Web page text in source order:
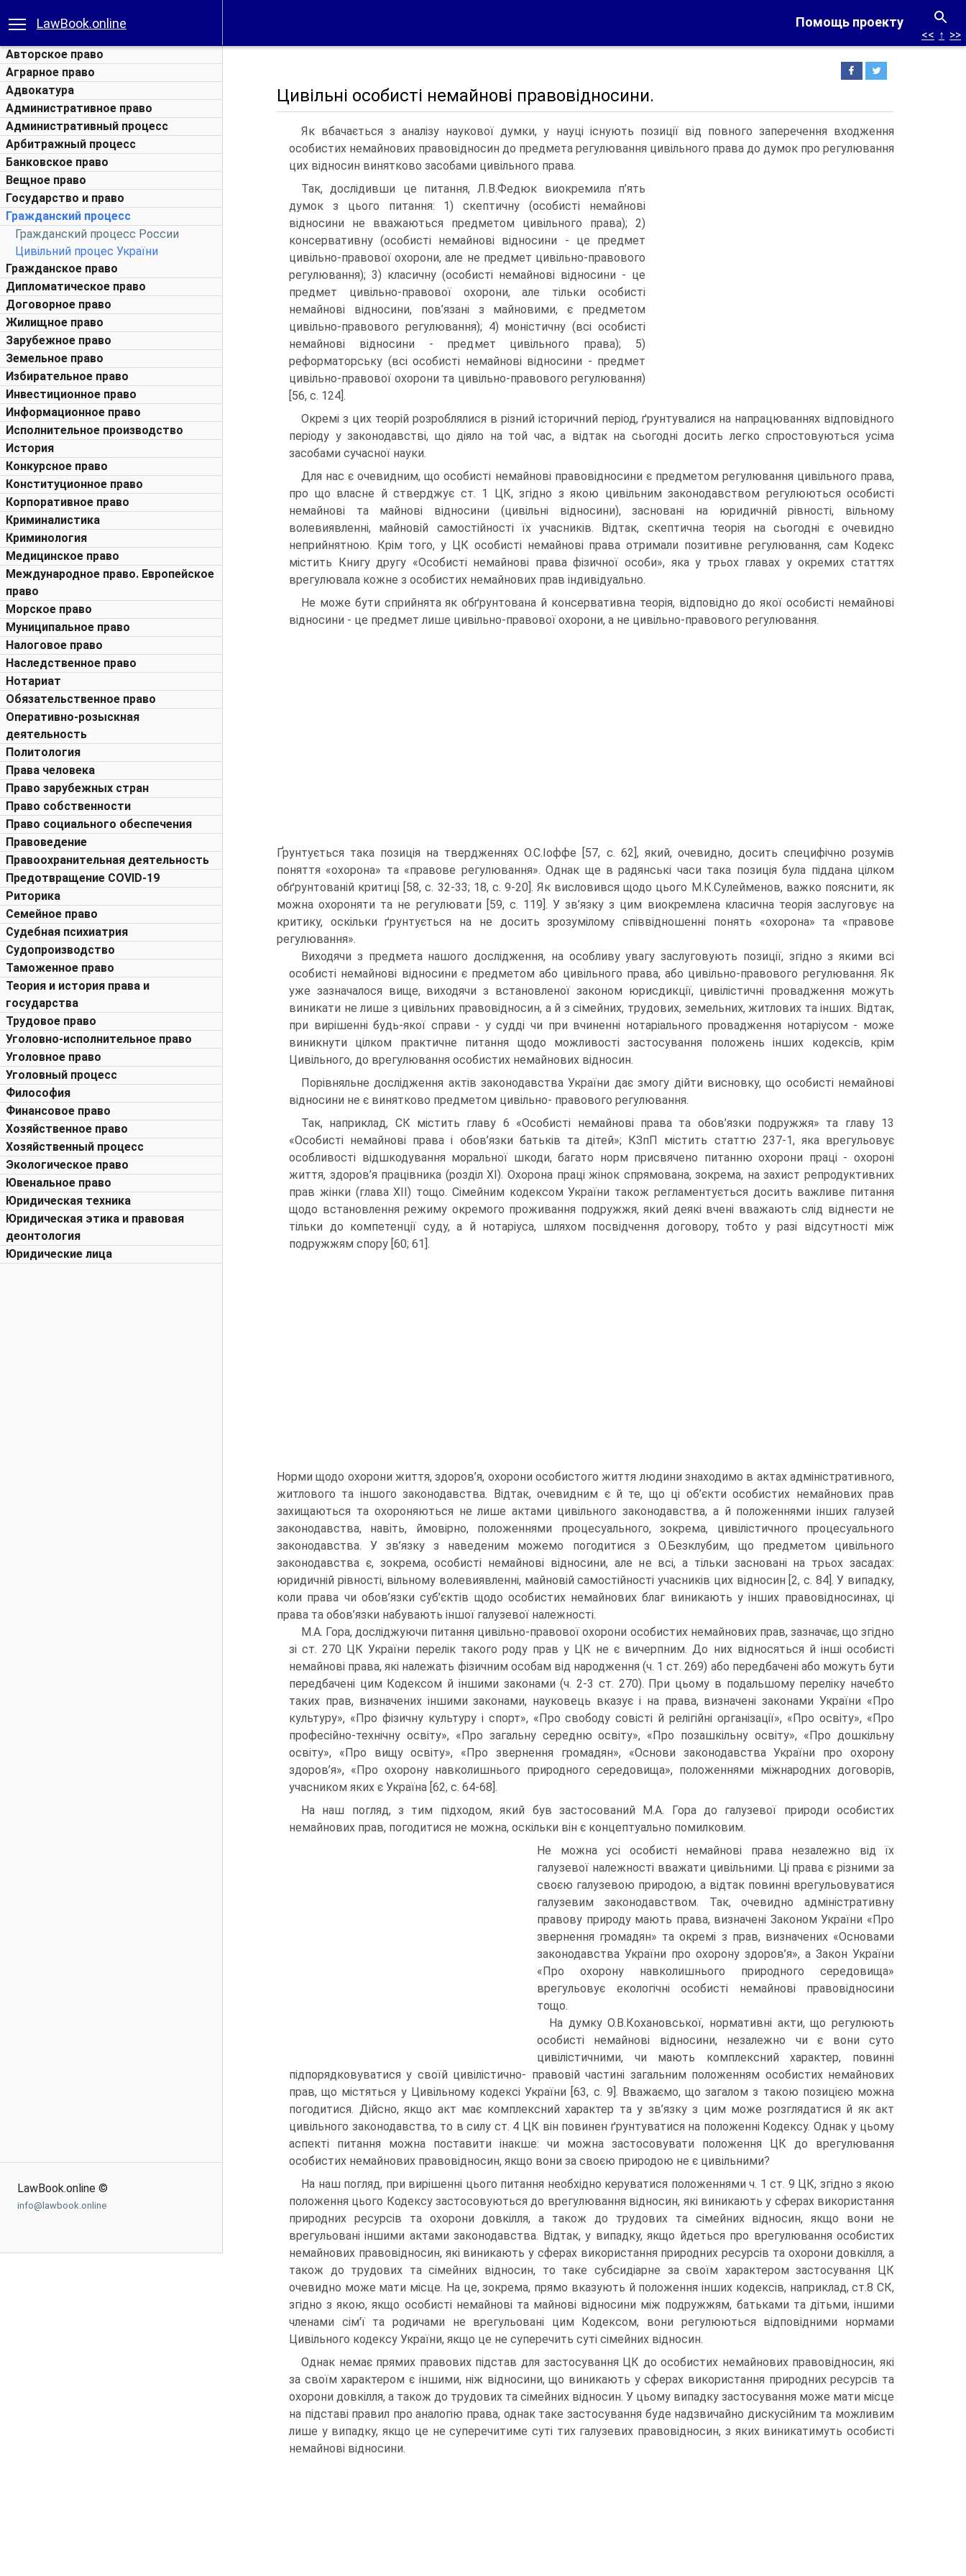
Помощь проекту
LawBook.online
Авторское право
Аграрное право
Адвокатура
Административное право
Административный процесс
Арбитражный процесс
Банковское право
Вещное право
Государство и право
Гражданский процесс
Гражданский процесс России
Цивільний процес України
Гражданское право
Дипломатическое право
Договорное право
Жилищное право
Зарубежное право
Земельное право
Избирательное право
Инвестиционное право
Информационное право
Исполнительное производство
История
Конкурсное право
Конституционное право
Корпоративное право
Криминалистика
Криминология
Медицинское право
Международное право. Европейское
право
Морское право
Муниципальное право
Налоговое право
Наследственное право
Нотариат
Обязательственное право
Оперативно-розыскная
деятельность
Политология
Права человека
Право зарубежных стран
Право собственности
Право социального обеспечения
Правоведение
Правоохранительная деятельность
Предотвращение COVID-19
Риторика
Семейное право
Судебная психиатрия
Судопроизводство
Таможенное право
Теория и история права и
государства
Трудовое право
Уголовно-исполнительное право
Уголовное право
Уголовный процесс
Философия
Финансовое право
Хозяйственное право
Хозяйственный процесс
Экологическое право
Ювенальное право
Юридическая техника
Юридическая этика и правовая
деонтология
Юридические лица
LawBook.online ©
info@lawbook.online
<< ↑ >>
Цивільні особисті немайнові правовідносини.
Як вбачається з аналізу наукової думки, у науці існують позиції від повного заперечення входження
особистих немайнових правовідносин до предмета регулювання цивільного права до думок про регулювання
цих відносин винятково засобами цивільного права.
Так, дослідивши це питання, Л.В.Федюк виокремила п’ять
думок з цього питання: 1) скептичну (особисті немайнові
відносини не вважаються предметом цивільного права); 2)
консервативну (особисті немайнові відносини - це предмет
цивільно-правової охорони, але не предмет цивільно-правового
регулювання); 3) класичну (особисті немайнові відносини - це
предмет цивільно-правової охорони, але тільки особисті
немайнові відносини, пов’язані з майновими, є предметом
цивільно-правового регулювання); 4) моністичну (всі особисті
немайнові відносини - предмет цивільного права); 5)
реформаторську (всі особисті немайнові відносини - предмет
цивільно-правової охорони та цивільно-правового регулювання)
[56, с. 124].
Окремі з цих теорій розроблялися в різний історичний період, ґрунтувалися на напрацюваннях відповідного
періоду у законодавстві, що діяло на той час, а відтак на сьогодні досить легко спростовуються усіма
засобами сучасної науки.
Для нас є очевидним, що особисті немайнові правовідносини є предметом регулювання цивільного права,
про що власне й стверджує ст. 1 ЦК, згідно з якою цивільним законодавством регулюються особисті
немайнові та майнові відносини (цивільні відносини), засновані на юридичній рівності, вільному
волевиявленні, майновій самостійності їх учасників. Відтак, скептична теорія на сьогодні є очевидно
неприйнятною. Крім того, у ЦК особисті немайнові права отримали позитивне регулювання, сам Кодекс
містить Книгу другу «Особисті немайнові права фізичної особи», яка у трьох главах у окремих статтях
врегулювала кожне з особистих немайнових прав індивідуально.
Не може бути сприйнята як обґрунтована й консервативна теорія, відповідно до якої особисті немайнові
відносини - це предмет лише цивільно-правової охорони, а не цивільно-правового регулювання.
Ґрунтується така позиція на твердженнях О.С.Іоффе [57, с. 62], який, очевидно, досить специфічно розумів
поняття «охорона» та «правове регулювання». Однак ще в радянські часи така позиція була піддана цілком
обґрунтованій критиці [58, с. 32-33; 18, с. 9-20]. Як висловився щодо цього М.К.Сулейменов, важко пояснити, як
можна охороняти та не регулювати [59, с. 119]. У зв’язку з цим виокремлена класична теорія заслуговує на
критику, оскільки ґрунтується на не досить зрозумілому співвідношенні понять «охорона» та «правове
регулювання».
Виходячи з предмета нашого дослідження, на особливу увагу заслуговують позиції, згідно з якими всі
особисті немайнові відносини є предметом або цивільного права, або цивільно-правового регулювання. Як
уже зазначалося вище, виходячи з встановленої законом юрисдикції, цивілістичні провадження можуть
виникати не лише з цивільних правовідносин, а й з сімейних, трудових, земельних, житлових та інших. Відтак,
при вирішенні будь-якої справи - у судді чи при вчиненні нотаріального провадження нотаріусом - може
виникнути цілком практичне питання щодо можливості застосування положень інших кодексів, крім
Цивільного, до врегулювання особистих немайнових відносин.
Порівняльне дослідження актів законодавства України дає змогу дійти висновку, що особисті немайнові
відносини не є винятково предметом цивільно- правового регулювання.
Так, наприклад, СК містить главу 6 «Особисті немайнові права та обов’язки подружжя» та главу 13
«Особисті немайнові права і обов’язки батьків та дітей»; КЗпП містить статтю 237-1, яка врегульовує
особливості відшкодування моральної шкоди, багато норм присвячено питанню охорони праці - охороні
життя, здоров’я працівника (розділ ХІ). Охорона праці жінок спрямована, зокрема, на захист репродуктивних
прав жінки (глава ХІІ) тощо. Сімейним кодексом України також регламентується досить важливе питання
щодо встановлення режиму окремого проживання подружжя, який деякі вчені вважають слід віднести не
тільки до компетенції суду, а й нотаріуса, шляхом посвідчення договору, тобто у разі відсутності між
подружжям спору [60; 61].
Норми щодо охорони життя, здоров’я, охорони особистого життя людини знаходимо в актах адміністративного,
житлового та іншого законодавства. Відтак, очевидним є й те, що ці об’єкти особистих немайнових прав
захищаються та охороняються не лише актами цивільного законодавства, а й положеннями інших галузей
законодавства, навіть, ймовірно, положеннями процесуального, зокрема, цивілістичного процесуального
законодавства. У зв’язку з наведеним можемо погодитися з О.Безклубим, що предметом цивільного
законодавства є, зокрема, особисті немайнові відносини, але не всі, а тільки засновані на трьох засадах:
юридичній рівності, вільному волевиявленні, майновій самостійності учасників цих відносин [2, с. 84]. У випадку,
коли права чи обов’язки суб’єктів щодо особистих немайнових благ виникають у інших правовідносинах, ці
права та обов’язки набувають іншої галузевої належності.
М.А. Гора, досліджуючи питання цивільно-правової охорони особистих немайнових прав, зазначає, що згідно
зі ст. 270 ЦК України перелік такого роду прав у ЦК не є вичерпним. До них відносяться й інші особисті
немайнові права, які належать фізичним особам від народження (ч. 1 ст. 269) або передбачені або можуть бути
передбачені цим Кодексом й іншими законами (ч. 2-3 ст. 270). При цьому в подальшому переліку начебто
таких прав, визначених іншими законами, науковець вказує і на права, визначені законами України «Про
культуру», «Про фізичну культуру і спорт», «Про свободу совісті й релігійні організації», «Про освіту», «Про
професійно-технічну освіту», «Про загальну середню освіту», «Про позашкільну освіту», «Про дошкільну
освіту», «Про вищу освіту», «Про звернення громадян», «Основи законодавства України про охорону
здоров’я», «Про охорону навколишнього природного середовища», положеннями міжнародних договорів,
учасником яких є Україна [62, с. 64-68].
На наш погляд, з тим підходом, який був застосований М.А. Гора до галузевої природи особистих
немайнових прав, погодитися не можна, оскільки він є концептуально помилковим.
Не можна усі особисті немайнові права незалежно від їх
галузевої належності вважати цивільними. Ці права є різними за
своєю галузевою природою, а відтак повинні врегульовуватися
галузевим законодавством. Так, очевидно адміністративну
правову природу мають права, визначені Законом України «Про
звернення громадян» та окремі з прав, визначених «Основами
законодавства України про охорону здоров’я», а Закон України
«Про охорону навколишнього природного середовища»
врегульовує екологічні особисті немайнові правовідносини
тощо.
На думку О.В.Кохановської, нормативні акти, що регулюють
особисті немайнові відносини, незалежно чи є вони суто
цивілістичними, чи мають комплексний характер, повинні
підпорядковуватися у своїй цивілістично- правовій частині загальним положенням особистих немайнових
прав, що містяться у Цивільному кодексі України [63, с. 9]. Вважаємо, що загалом з такою позицією можна
погодитися. Дійсно, якщо акт має комплексний характер та у зв’язку з цим може розглядатися й як акт
цивільного законодавства, то в силу ст. 4 ЦК він повинен ґрунтуватися на положенні Кодексу. Однак у цьому
аспекті питання можна поставити інакше: чи можна застосовувати положення ЦК до врегулювання
особистих немайнових правовідносин, якщо вони за своєю природою не є цивільними?
На наш погляд, при вирішенні цього питання необхідно керуватися положеннями ч. 1 ст. 9 ЦК, згідно з якою
положення цього Кодексу застосовуються до врегулювання відносин, які виникають у сферах використання
природних ресурсів та охорони довкілля, а також до трудових та сімейних відносин, якщо вони не
врегульовані іншими актами законодавства. Відтак, у випадку, якщо йдеться про врегулювання особистих
немайнових правовідносин, які виникають у сферах використання природних ресурсів та охорони довкілля, а
також до трудових та сімейних відносин, то таке субсидіарне за своїм характером застосування ЦК
очевидно може мати місце. На це, зокрема, прямо вказують й положення інших кодексів, наприклад, ст.8 СК,
згідно з якою, якщо особисті немайнові та майнові відносини між подружжям, батьками та дітьми, іншими
членами сім'ї та родичами не врегульовані цим Кодексом, вони регулюються відповідними нормами
Цивільного кодексу України, якщо це не суперечить суті сімейних відносин.
Однак немає прямих правових підстав для застосування ЦК до особистих немайнових правовідносин, які
за своїм характером є іншими, ніж відносини, що виникають у сферах використання природних ресурсів та
охорони довкілля, а також до трудових та сімейних відносин. У цьому випадку застосування може мати місце
на підставі правил про аналогію права, однак таке застосування буде надзвичайно дискусійним та можливим
лише у випадку, якщо це не суперечитиме суті тих галузевих правовідносин, з яких виникатимуть особисті
немайнові відносини.